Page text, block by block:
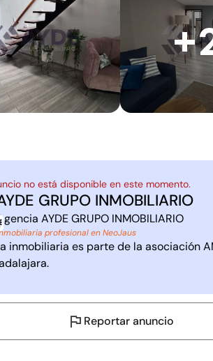
no está disponible en este momento.
GRUPO INMOBILIARIO
AYDE GRUPO INMOBILIARIO
profesional en NeoJaus
inmobiliaria es parte de la asociación
.
Reportar anuncio